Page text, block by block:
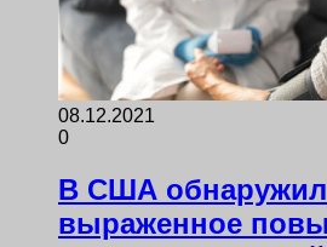
08.12.2021
0
В США
выраженное